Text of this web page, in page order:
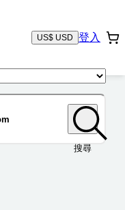
US$ USD 登入
搜尋